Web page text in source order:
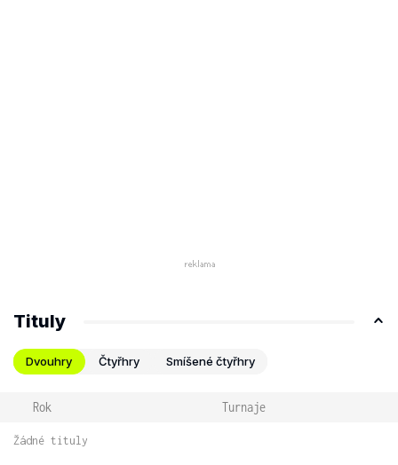
Tituly
Dvouhry Čtyřhry Smíšené čtyřhry
Rok Turnaje
Žádné tituly